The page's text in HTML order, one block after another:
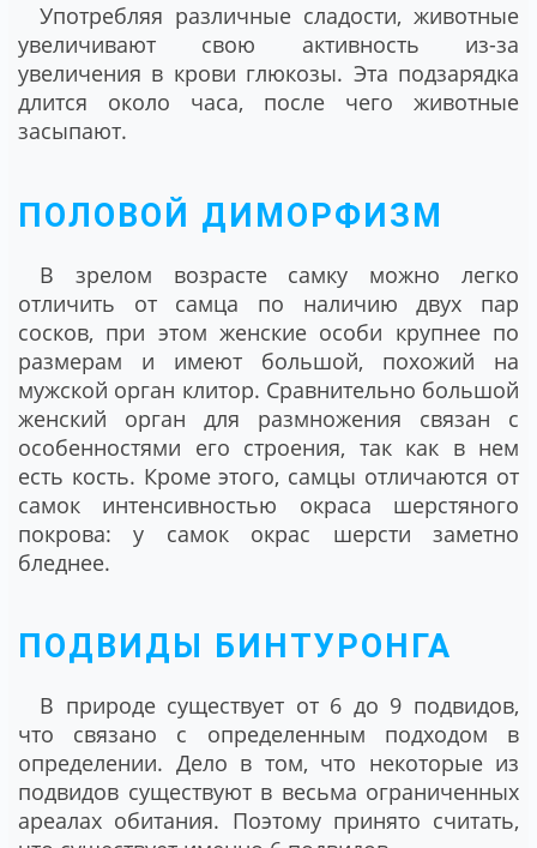
Употребляя различные сладости, животные
увеличивают свою активность из-за
увеличения в крови глюкозы. Эта подзарядка
длится около часа, после чего животные
засыпают.
ПОЛОВОЙ ДИМОРФИЗМ
В зрелом возрасте самку можно легко
отличить от самца по наличию двух пар
сосков, при этом женские особи крупнее по
размерам и имеют большой, похожий на
мужской орган клитор. Сравнительно большой
женский орган для размножения связан с
особенностями его строения, так как в нем
есть кость. Кроме этого, самцы отличаются от
самок интенсивностью окраса шерстяного
покрова: у самок окрас шерсти заметно
бледнее.
ПОДВИДЫ БИНТУРОНГА
В природе существует от 6 до 9 подвидов,
что связано с определенным подходом в
определении. Дело в том, что некоторые из
подвидов существуют в весьма ограниченных
ареалах обитания. Поэтому принято считать,